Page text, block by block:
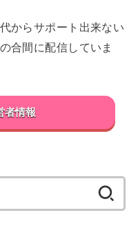
からサポート出来ない
合間に配信していま
者情報